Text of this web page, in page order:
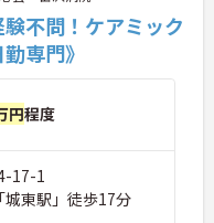
験不問！ケアミック
専門》
円程度
17-1
東駅」徒歩17分